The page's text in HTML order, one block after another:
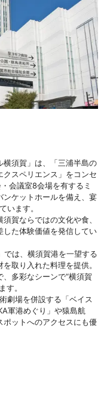
横須賀」は、「三浦半島の
スペリエンス」をコンセ
会議室8会場を有するミ
ンケットホールを備え、宴
います。
賀ならではの文化や食、
た体験価値を発信してい
では、横須賀港を一望する
取り入れた料理を提供。
多彩なシーンで“横須賀
す。
劇場を併設する「ベイス
軍港めぐり」や猿島航
ポットへのアクセスにも優